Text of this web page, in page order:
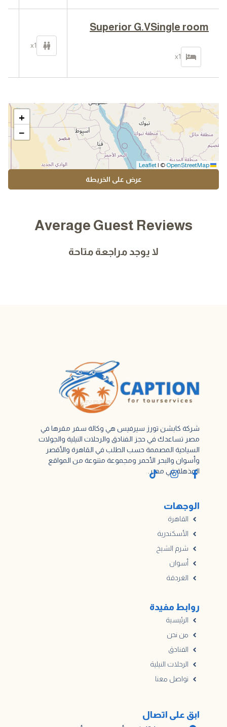
Superior G.VSingle room
x1
x1
+
−
| © OpenStreetMap
عرض على الخريطة
Average Guest Reviews
لا يوجد مراجعة متاحة
شركة كابشن تورز سيرفيس هي وكالة سفر مقرها في
مصر تساعدك في حجز الفنادق والرحلات النيلية والجولات
السياحية المصممة حسب الطلب في القاهرة والأقصر
وأسوان والبحر الأحمر ومجموعة متنوعة من المواقع
المذهلة في مصر.
روابط مفيدة
الرئيسية
من نحن
الفنادق
الرحلات النيلية
تواصل معنا
الوجهات
القاهرة
الأسكندرية
شرم الشيخ
أسوان
الغردقة
ابق على اتصال